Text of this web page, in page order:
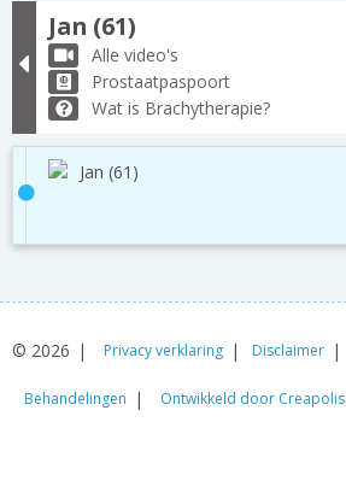
Jan (61)
Alle video's
Prostaatpaspoort
Wat is Brachytherapie?
Jan (61)
© 2026 Privacy verklaring Disclaimer
Behandelingen Ontwikkeld door Creapolis